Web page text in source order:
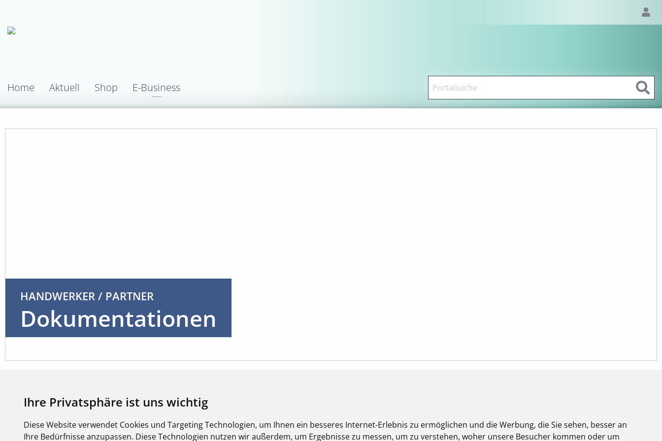
Ihre Privatsphäre ist uns wichtig
Diese Website verwendet Cookies und Targeting Technologien, um Ihnen ein besseres Internet-Erlebnis zu ermöglichen und die Werbung, die Sie sehen, besser an
Ihre Bedürfnisse anzupassen. Diese Technologien nutzen wir außerdem, um Ergebnisse zu messen, um zu verstehen, woher unsere Besucher kommen oder um
Home Aktuell Shop E-Business
HANDWERKER / PARTNER
Dokumentationen
SCHRITT FÜR SCHRITT